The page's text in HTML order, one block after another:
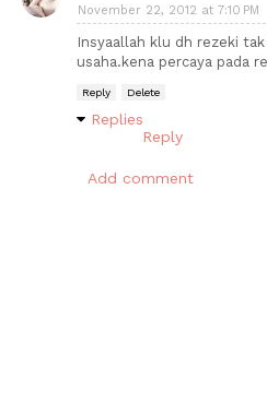
November 22, 2012 at 7:10 PM
Insyaallah klu dh rezeki
usaha.kena percaya pada
Reply Delete
Replies
Reply
Add comment